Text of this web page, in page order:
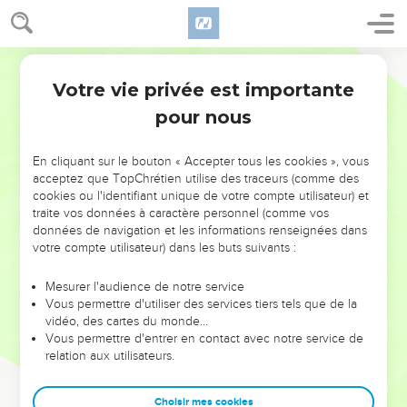
NE MANQUEZ PAS L’ÉVÉNEMENT
DE L’ANNÉE !
ET SI LEURS ERREURS POUVAIENT VOUS ÉVITER LES
VOTRES ?
leur foi ou leur vision. Mais on voit moins les doutes, les erreurs
et les saisons difficiles qu'ils ont traversés, alors même que ce
sont elles qui les ont façonnés.
Dans cette conférence, leaders, entrepreneurs, et responsables
clés pour avancer avec plus de sagesse afin que leurs erreurs
Votre vie privée est importante
pour nous
En cliquant sur le bouton « Accepter tous les cookies », vous
acceptez que TopChrétien utilise des traceurs (comme des
cookies ou l'identifiant unique de votre compte utilisateur) et
traite vos données à caractère personnel (comme vos
données de navigation et les informations renseignées dans
votre compte utilisateur) dans les buts suivants :
Mesurer l'audience de notre service
Vous permettre d'utiliser des services tiers tels que de la
vidéo, des cartes du monde…
Vous permettre d'entrer en contact avec notre service de
relation aux utilisateurs.
Choisir mes cookies